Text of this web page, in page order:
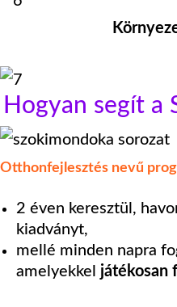
Hogyan segít a
Otthonfejlesztés nevű
2 éven keresztül,
kiadványt,
mellé minden napra
amelyekkel játékosan